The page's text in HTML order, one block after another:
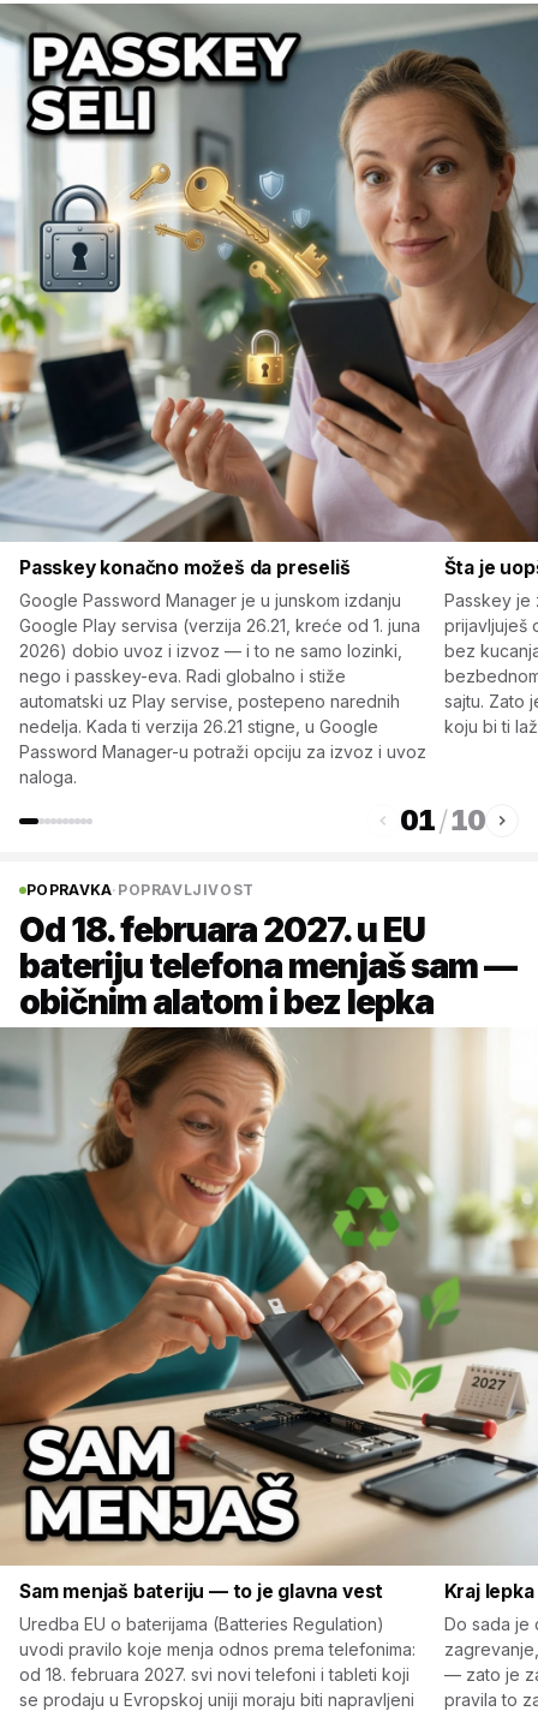
Passkey konačno možeš da preseliš
Google Password Manager je u junskom izdanju
Google Play servisa (verzija 26.21, kreće od 1. juna
2026) dobio uvoz i izvoz — i to ne samo lozinki,
nego i passkey-eva. Radi globalno i stiže
automatski uz Play servise, postepeno narednih
nedelja. Kada ti verzija 26.21 stigne, u Google
Password Manager-u potraži opciju za izvoz i uvoz
naloga.
Šta je
Passkey je
prijavljuješ
bez
sajtu. Zato
koju bi ti
01/10
POPRAVKA· POPRAVLJIVOST
Od 18. februara 2027. u EU
bateriju telefona menjaš sam —
običnim alatom i bez lepka
Sam menjaš bateriju — to je glavna vest
Uredba EU o baterijama (Batteries Regulation)
uvodi pravilo koje menja odnos prema telefonima:
od 18. februara 2027. svi novi telefoni i tableti koji
se prodaju u Evropskoj uniji moraju biti napravljeni
Kraj
Do sada je
— zato je
pravila to